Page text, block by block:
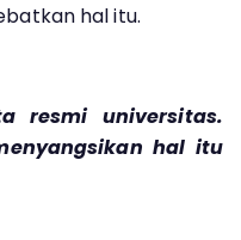
hal itu.
resmi universitas.
hal itu